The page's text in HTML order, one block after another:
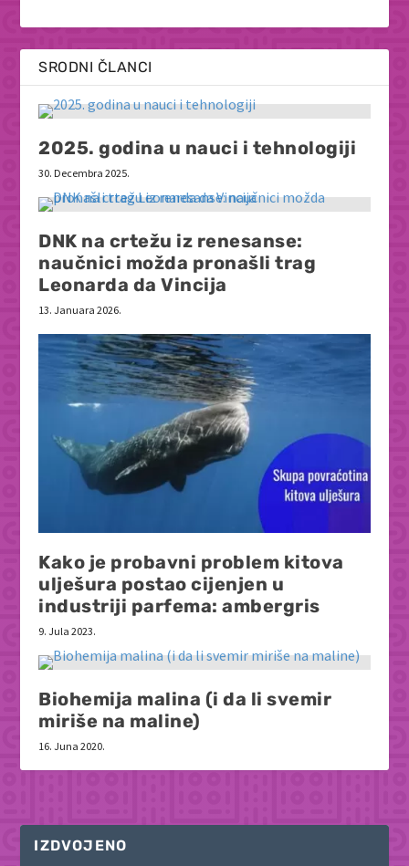
SRODNI ČLANCI
2025. godina u nauci i tehnologiji
30. Decembra 2025.
DNK na crtežu iz renesanse:
naučnici možda pronašli trag
Leonarda da Vincija
13. Januara 2026.
Kako je probavni problem kitova
ulješura postao cijenjen u
industriji parfema: ambergris
9. Jula 2023.
Biohemija malina (i da li svemir
miriše na maline)
16. Juna 2020.
IZDVOJENO